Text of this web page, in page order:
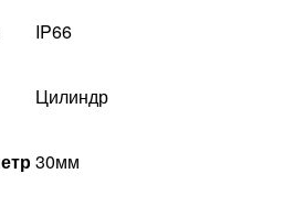
IP66
Цилиндр
30мм